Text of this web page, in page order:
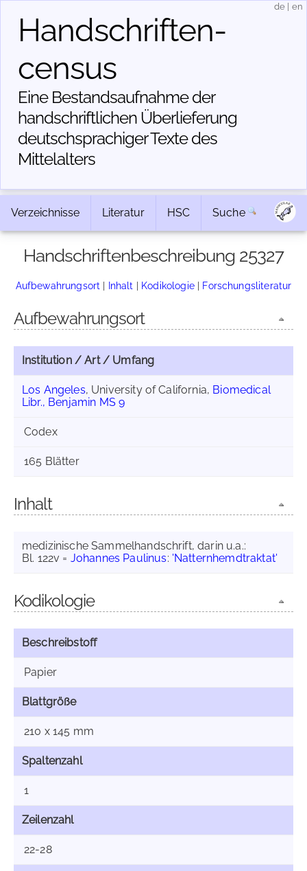
Handschriften­
census
Eine Bestandsaufnahme der
handschriftlichen Über­lieferung
deutschsprachiger Texte des
Mittelalters
de en
Verzeichnisse Literatur HSC Suche
Handschriftenbeschreibung 25327
Aufbewahrungsort | Inhalt | Kodikologie| Forschungsliteratur
Aufbewahrungsort
Institution / Art / Umfang
Los Angeles, University of California, Biomedical
Libr., Benjamin MS 9
Codex
165 Blätter
Inhalt
medizinische Sammelhandschrift, darin u.a.:
Bl. 122v = Johannes Paulinus: 'Natternhemdtraktat'
Kodikologie
Beschreibstoff
Papier
Blattgröße
210 x 145 mm
Spaltenzahl
1
Zeilenzahl
22-28